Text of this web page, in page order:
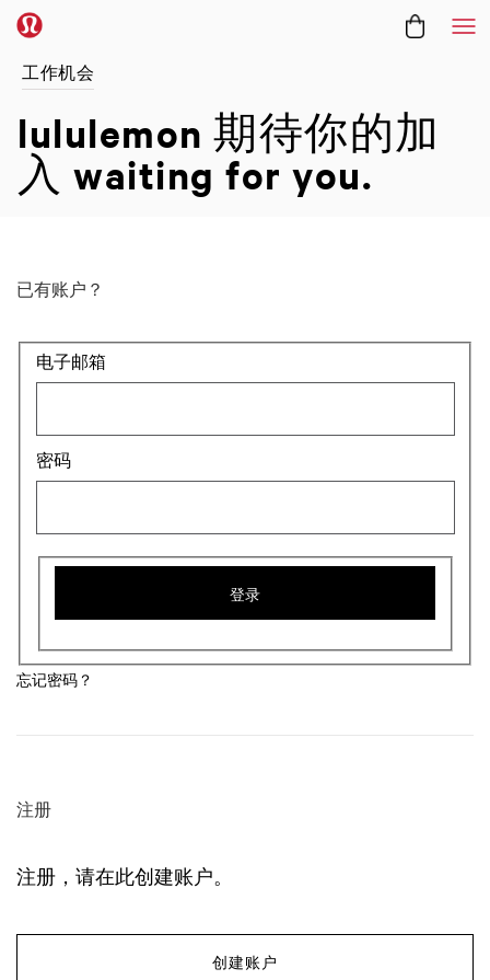
工作机会
lululemon 期待你的加
入 waiting for you.
已有账户？
登录：用户和密码
电子邮箱
密码
登录
忘记密码？
注册
注册，请在此创建账户。
创建账户